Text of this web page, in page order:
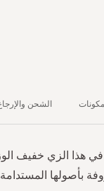
في هذا الزي خفيف
بأصولها المستدامة
الشحن